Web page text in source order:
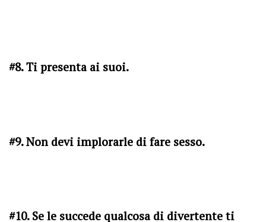
#8. Ti presenta ai suoi.
#9. Non devi implorarle di fare sesso.
#10. Se le succede qualcosa di divertente ti